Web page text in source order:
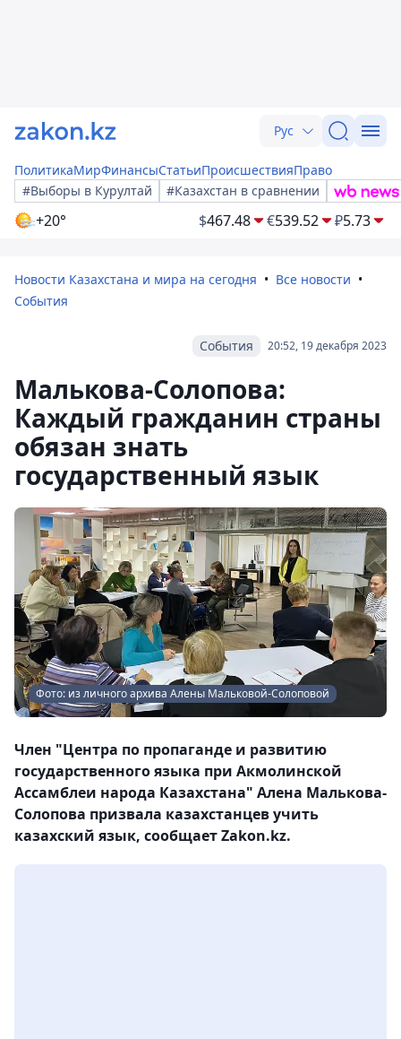
Рус
ПолитикаМирФинансыСтатьиПроисшествияПраво
#Выборы в Курултай
#Казахстан в сравнении
+20° $467.48 €539.52 ₽5.73
Новости Казахстана и мира на сегодня
Все новости
События
20:52, 19 декабря 2023
События
Малькова-Солопова:
Каждый гражданин страны
обязан знать
государственный язык
Фото: из личного архива Алены Мальковой-Солоповой
Член "Центра по пропаганде и развитию
государственного языка при Акмолинской
Ассамблеи народа Казахстана" Алена Малькова-
Солопова призвала казахстанцев учить
казахский язык, сообщает Zakon.kz.